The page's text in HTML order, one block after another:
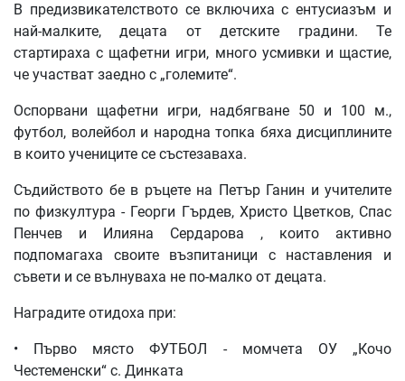
В предизвикателството се включиха с ентусиазъм и
най-малките, децата от детските градини. Те
стартираха с щафетни игри, много усмивки и щастие,
че участват заедно с „големите“.
Оспорвани щафетни игри, надбягване 50 и 100 м.,
футбол, волейбол и народна топка бяха дисциплините
в които учениците се състезаваха.
Съдийството бе в ръцете на Петър Ганин и учителите
по физкултура - Георги Гърдев, Христо Цветков, Спас
Пенчев и Илияна Сердарова , които активно
подпомагаха своите възпитаници с наставления и
съвети и се вълнуваха не по-малко от децата.
Наградите отидоха при:
• Първо място ФУТБОЛ - момчета ОУ „Кочо
Честеменски“ с. Динката